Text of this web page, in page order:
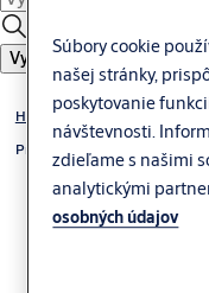
Vyhľadať
Hermetické dvere
Protihlukové posuvné dvere
Súbory cookie
našej stránky,
poskytovanie
návštevnosti.
zdieľame s našimi
analytickými
osobných údajov